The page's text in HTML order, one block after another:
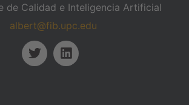
de Calidad e Inteligencia Artificial
albert@fib.upc.edu